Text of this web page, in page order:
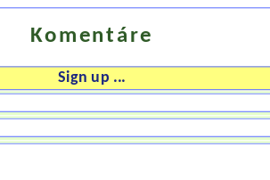
Komentáre
Sign up ...